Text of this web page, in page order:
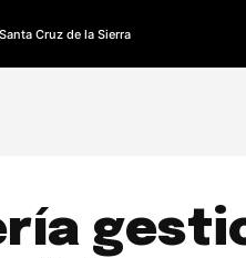
Santa Cruz de la Sierra